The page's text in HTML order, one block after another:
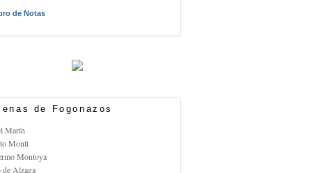
de Notas
de Fogonazos
Marín
Montt
Montoya
de Alzaga